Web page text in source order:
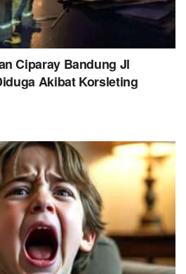
Ciparay Bandung Jl
Akibat Korsleting